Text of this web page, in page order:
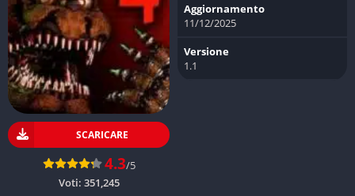
SCARICARE
4.3/5
Voti: 351,245
Aggiornamento
11/12/2025
Versione
1.1